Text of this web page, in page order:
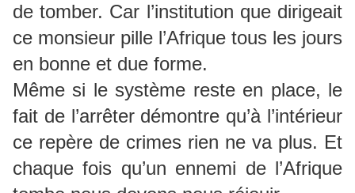
de tomber. Car l’institution que dirigeait
ce monsieur pille l’Afrique tous les jours
en bonne et due forme.
Même si le système reste en place, le
fait de l’arrêter démontre qu’à l’intérieur
ce repère de crimes rien ne va plus. Et
chaque fois qu’un ennemi de l’Afrique